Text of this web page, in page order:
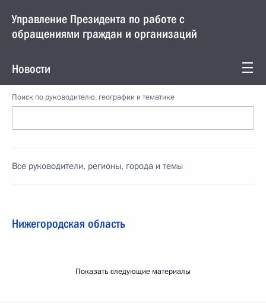
Управление Президента по работе с
обращениями граждан и организаций
Новости
Поиск по руководителю, географии и тематике
Все руководители, регионы, города и темы
Нижегородская область
Показать следующие материалы